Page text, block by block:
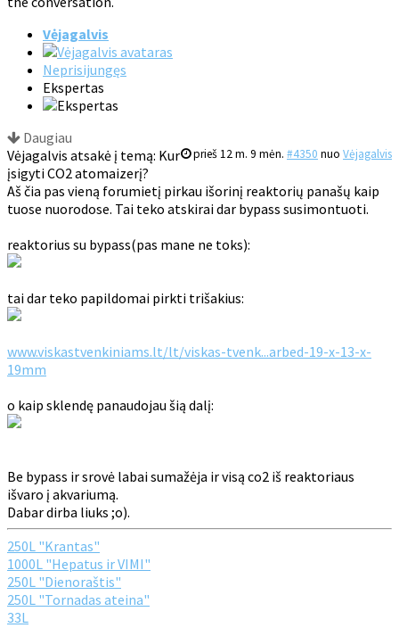
Vėjagalvis
Neprisijungęs
Ekspertas
Daugiau
prieš 12 m. 9 mėn. #4350 nuo Vėjagalvis
Vėjagalvis atsakė į temą: Kur
įsigyti CO2 atomaizerį?
Aš čia pas vieną forumietį pirkau išorinį reaktorių panašų kaip
tuose nuorodose. Tai teko atskirai dar bypass susimontuoti.
reaktorius su bypass(pas mane ne toks):
tai dar teko papildomai pirkti trišakius:
www.viskastvenkiniams.lt/lt/viskas-tvenk...arbed-19-x-13-x-
19mm
o kaip sklendę panaudojau šią dalį:
Be bypass ir srovė labai sumažėja ir visą co2 iš reaktoriaus
išvaro į akvariumą.
Dabar dirba liuks ;o).
250L "Krantas"
1000L "Hepatus ir VIMI"
250L "Dienoraštis"
250L "Tornadas ateina"
33L